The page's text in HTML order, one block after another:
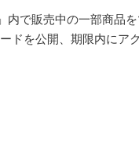
で販売中の一部商品
ドを公開、期限内にア